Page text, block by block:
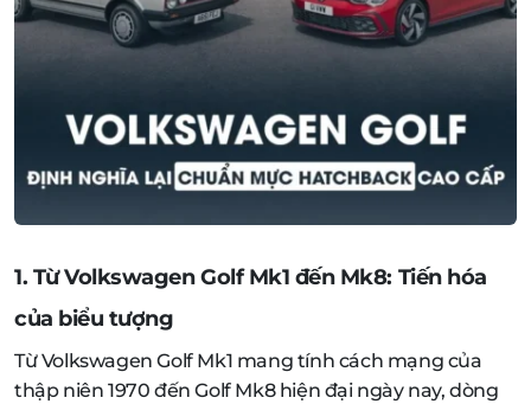
1. Từ Volkswagen Golf Mk1 đến Mk8: Tiến hóa
của biểu tượng
Từ Volkswagen Golf Mk1 mang tính cách mạng của
thập niên 1970 đến Golf Mk8 hiện đại ngày nay, dòng